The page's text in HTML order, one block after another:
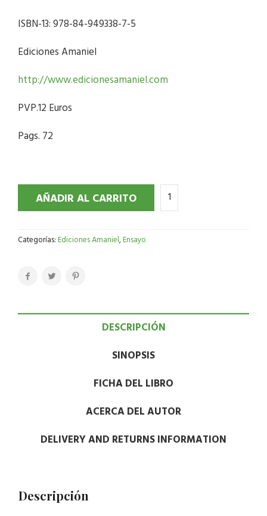
ISBN-13: 978-84-949338-7-5
Ediciones Amaniel
http://www.edicionesamaniel.com
PVP.12 Euros
Pags. 72
AÑADIR AL CARRITO
Categorías:Ediciones Amaniel,Ensayo
DESCRIPCIÓN
SINOPSIS
FICHA DEL LIBRO
ACERCA DEL AUTOR
DELIVERY AND RETURNS INFORMATION
Descripción